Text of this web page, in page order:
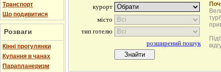
Транспорт
Що подивитися
Розваги
Кінні прогулянки
Купання в чанах
Парапланеризм